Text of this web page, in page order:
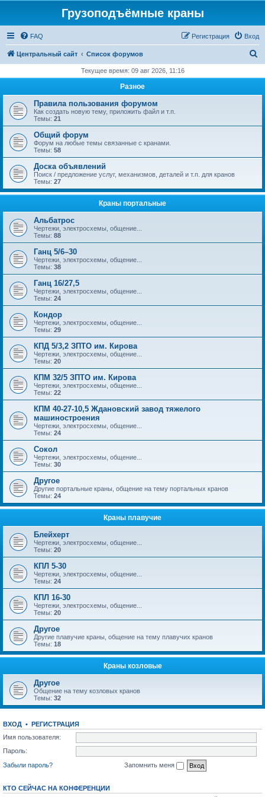
Грузоподъёмные краны
FAQ Вход
Регистрация
Центральный сайт Список форумов
с
Текущее время: 09 авг 2026, 11:16
Разное
Правила пользования форумом
Как создать новую тему, приложить файл и т.п.
Темы: 21
Общий форум
Форум на любые темы связанные с кранами.
Темы: 58
Доска объявлений
Поиск / предложение услуг, механизмов, деталей и т.п. для кранов
Темы: 27
Краны портальные
Альбатрос
Чертежи, электросхемы, общение...
Темы: 88
Ганц 5/6–30
Чертежи, электросхемы, общение...
Темы: 38
Ганц 16/27,5
Чертежи, электросхемы, общение...
Темы: 24
Кондор
Чертежи, электросхемы, общение...
Темы: 29
КПД 5/3,2 ЗПТО им. Кирова
Чертежи, электросхемы, общение...
Темы: 20
КПМ 32/5 ЗПТО им. Кирова
Чертежи, электросхемы, общение...
Темы: 22
КПМ 40-27-10,5 Ждановский завод тяжелого
машиностроения
Чертежи, электросхемы, общение...
Темы: 24
Сокол
Чертежи, электросхемы, общение...
Темы: 30
Другое
Другие портальные краны, общение на тему портальных кранов
Темы: 24
Краны плавучие
Блейхерт
Чертежи, электросхемы, общение...
Темы: 20
КПЛ 5-30
Чертежи, электросхемы, общение...
Темы: 24
КПЛ 16-30
Чертежи, электросхемы, общение...
Темы: 20
Другое
Другие плавучие краны, общение на тему плавучих кранов
Темы: 18
Краны козловые
Другое
Общение на тему козловых кранов
Темы: 32
ВХОД • РЕГИСТРАЦИЯ
Имя пользователя:
Пароль:
Забыли пароль?
Запомнить меня
КТО СЕЙЧАС НА КОНФЕРЕНЦИИ